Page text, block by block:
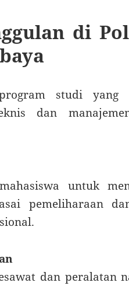
di
studi yang
dan
untuk
pemeliharaan
dan peralatan